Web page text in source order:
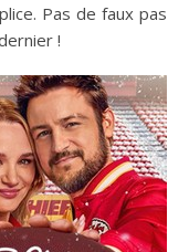
Pas de faux pas
!